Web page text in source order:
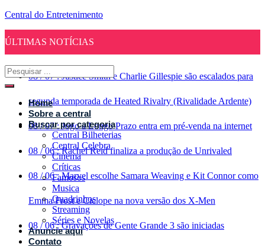
Central do Entretenimento
ÚLTIMAS NOTÍCIAS
08 / 07 : Justice Smith e Charlie Gillespie são escalados para
segunda temporada de Heated Rivalry (Rivalidade Ardente)
08 / 07 : Jogo a Longo Prazo entra em pré-venda na internet
08 / 06 : Rachel Reid finaliza a produção de Unrivaled
08 / 06 : Marvel escolhe Samara Weaving e Kit Connor como
Emma Frost e Ciclope na nova versão dos X-Men
08 / 06 : Gravações de Gente Grande 3 são iniciadas
Home
Sobre a central
Buscar por categoria
Central Bilheterias
Central Celebra
Cinema
Críticas
Famosos
Musica
Quadrinhos
Streaming
Séries e Novelas
Anuncie aqui
Contato